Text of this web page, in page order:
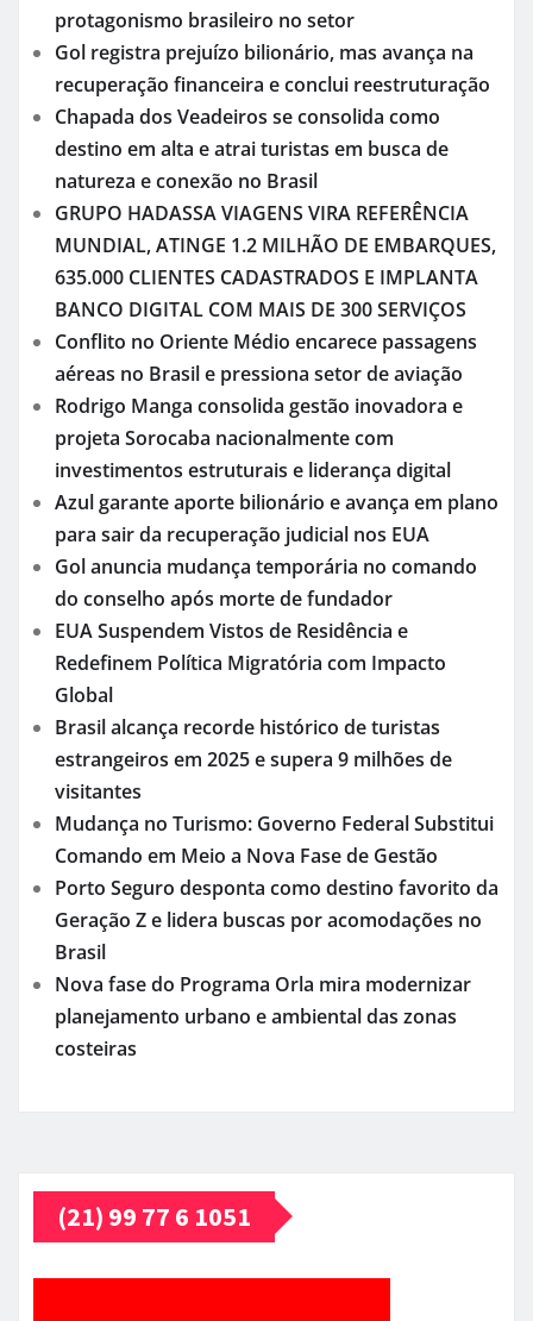
protagonismo brasileiro no setor
Gol registra prejuízo bilionário, mas avança na
recuperação financeira e conclui reestruturação
Chapada dos Veadeiros se consolida como
destino em alta e atrai turistas em busca de
natureza e conexão no Brasil
GRUPO HADASSA VIAGENS VIRA REFERÊNCIA
MUNDIAL, ATINGE 1.2 MILHÃO DE EMBARQUES,
635.000 CLIENTES CADASTRADOS E IMPLANTA
BANCO DIGITAL COM MAIS DE 300 SERVIÇOS
Conflito no Oriente Médio encarece passagens
aéreas no Brasil e pressiona setor de aviação
Rodrigo Manga consolida gestão inovadora e
projeta Sorocaba nacionalmente com
investimentos estruturais e liderança digital
Azul garante aporte bilionário e avança em plano
para sair da recuperação judicial nos EUA
Gol anuncia mudança temporária no comando
do conselho após morte de fundador
EUA Suspendem Vistos de Residência e
Redefinem Política Migratória com Impacto
Global
Brasil alcança recorde histórico de turistas
estrangeiros em 2025 e supera 9 milhões de
visitantes
Mudança no Turismo: Governo Federal Substitui
Comando em Meio a Nova Fase de Gestão
Porto Seguro desponta como destino favorito da
Geração Z e lidera buscas por acomodações no
Brasil
Nova fase do Programa Orla mira modernizar
planejamento urbano e ambiental das zonas
costeiras
(21) 99 77 6 1051